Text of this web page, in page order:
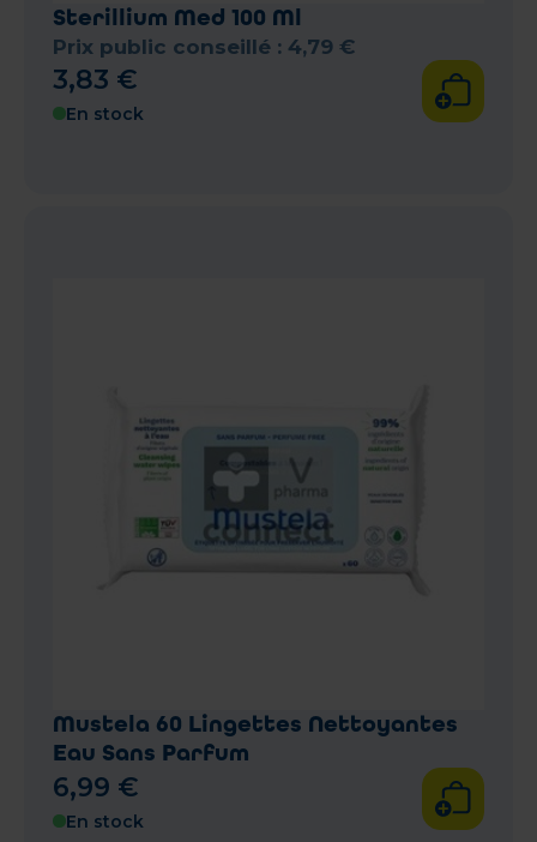
Sterillium Med 100 Ml
Prix public conseillé : 4,79 €
3,83 €
En stock
Mustela 60 Lingettes Nettoyantes
Eau Sans Parfum
6,99 €
En stock